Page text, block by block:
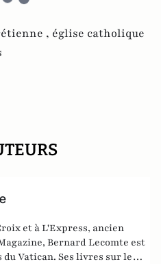
, église catholique
et à L'Express, ancien
Bernard Lecomte est
Vatican. Ses livres sur le